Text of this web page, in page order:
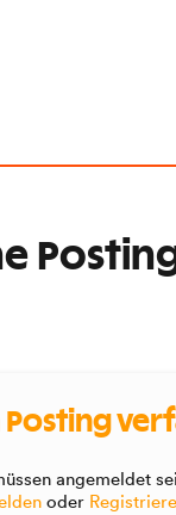
Posting
angemeldet
oder